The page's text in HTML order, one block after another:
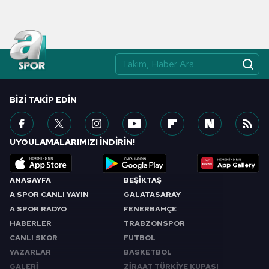
ANASAYFA
A SPOR CANLI YAYIN
A SPOR RADYO
HABERLER
CANLI SKOR
YAZARLAR
GALERİ
BEŞİKTAŞ
GALATASARAY
FENERBAHÇE
TRABZONSPOR
FUTBOL
BASKETBOL
ZİRAAT TÜRKİYE KUPASI
BIZI TAKIP EDIN
UYGULAMALARIMIZI İNDİRİN!